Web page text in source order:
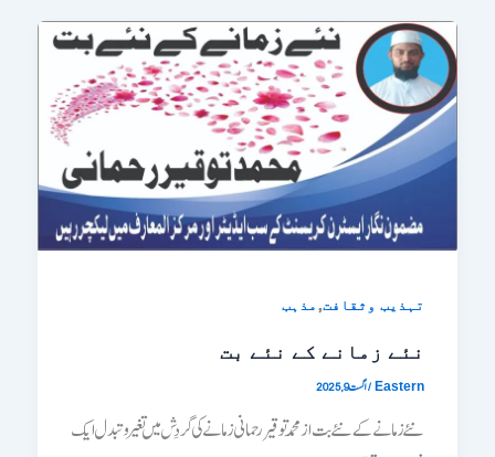
تہذیب وثقافت, مذہب
نئے زمانے کے نئے بت
Eastern
/اگست 9, 2025
نئے زمانے کے نئے بت ازــــــ محمد توقیر رحمانی زمانے کی گردِش میں تغیر و تبدل ایک